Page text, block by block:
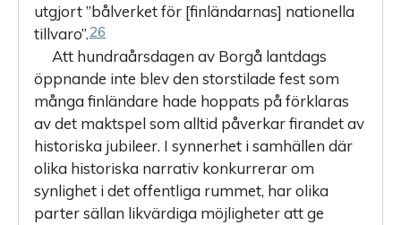
utgjort ”bålverket för [finländarnas] nationella
tillvaro”.26
Att hundraårsdagen av Borgå lantdags
öppnande inte blev den storstilade fest som
många finländare hade hoppats på förklaras
av det maktspel som alltid påverkar firandet av
historiska jubileer. I synnerhet i samhällen där
olika historiska narrativ konkurrerar om
synlighet i det offentliga rummet, har olika
parter sällan likvärdiga möjligheter att ge